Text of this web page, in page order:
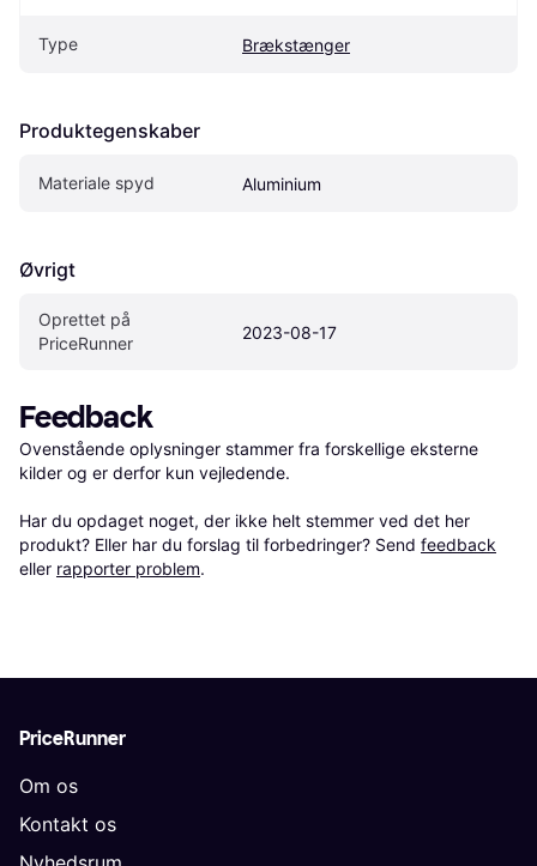
Type Brækstænger
Produktegenskaber
Materiale spyd Aluminium
Øvrigt
Oprettet på
PriceRunner
2023-08-17
Feedback
Ovenstående oplysninger stammer fra forskellige eksterne
kilder og er derfor kun vejledende.
Har du opdaget noget, der ikke helt stemmer ved det her
produkt? Eller har du forslag til forbedringer? Send feedback
eller rapporter problem.
PriceRunner
Om os
Kontakt os